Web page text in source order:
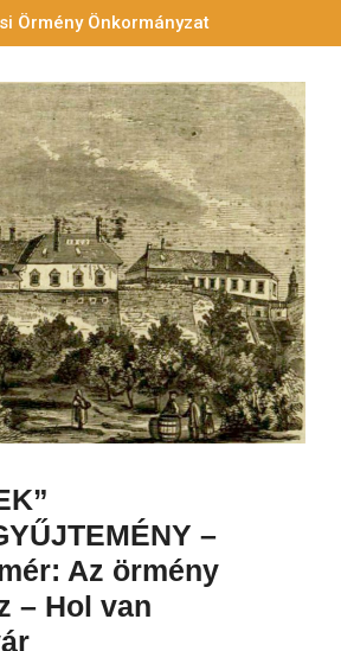
Örmény Önkormányzat
–
Az örmény
– Hol van